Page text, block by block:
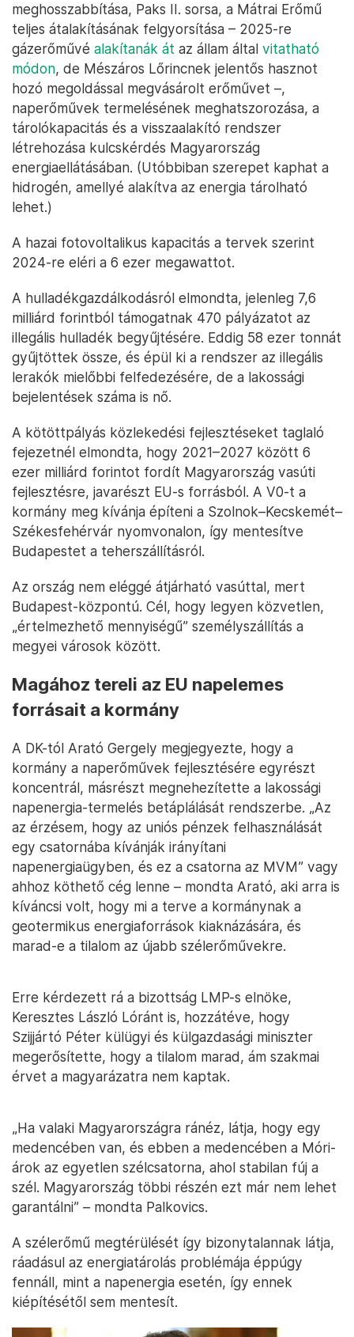
meghosszabbítása, Paks II. sorsa, a Mátrai Erőmű
teljes átalakításának felgyorsítása – 2025-re
gázerőművé alakítanák át az állam által vitatható
módon, de Mészáros Lőrincnek jelentős hasznot
hozó megoldással megvásárolt erőművet –,
naperőművek termelésének meghatszorozása, a
tárolókapacitás és a visszaalakító rendszer
létrehozása kulcskérdés Magyarország
energiaellátásában. (Utóbbiban szerepet kaphat a
hidrogén, amellyé alakítva az energia tárolható
lehet.)
A hazai fotovoltalikus kapacitás a tervek szerint
2024-re eléri a 6 ezer megawattot.
A hulladékgazdálkodásról elmondta, jelenleg 7,6
milliárd forintból támogatnak 470 pályázatot az
illegális hulladék begyűjtésére. Eddig 58 ezer tonnát
gyűjtöttek össze, és épül ki a rendszer az illegális
lerakók mielőbbi felfedezésére, de a lakossági
bejelentések száma is nő.
A kötöttpályás közlekedési fejlesztéseket taglaló
fejezetnél elmondta, hogy 2021–2027 között 6
ezer milliárd forintot fordít Magyarország vasúti
fejlesztésre, javarészt EU-s forrásból. A V0-t a
kormány meg kívánja építeni a Szolnok–Kecskemét–
Székesfehérvár nyomvonalon, így mentesítve
Budapestet a teherszállításról.
Az ország nem eléggé átjárható vasúttal, mert
Budapest-központú. Cél, hogy legyen közvetlen,
„értelmezhető mennyiségű” személyszállítás a
megyei városok között.
Magához tereli az EU napelemes
forrásait a kormány
A DK-tól Arató Gergely megjegyezte, hogy a
kormány a naperőművek fejlesztésére egyrészt
koncentrál, másrészt megnehezítette a lakossági
napenergia-termelés betáplálását rendszerbe. „Az
az érzésem, hogy az uniós pénzek felhasználását
egy csatornába kívánják irányítani
napenergiaügyben, és ez a csatorna az MVM” vagy
ahhoz köthető cég lenne – mondta Arató, aki arra is
kíváncsi volt, hogy mi a terve a kormánynak a
geotermikus energiaforrások kiaknázására, és
marad-e a tilalom az újabb szélerőművekre.
Erre kérdezett rá a bizottság LMP-s elnöke,
Keresztes László Lóránt is, hozzátéve, hogy
Szijjártó Péter külügyi és külgazdasági miniszter
megerősítette, hogy a tilalom marad, ám szakmai
érvet a magyarázatra nem kaptak.
„Ha valaki Magyarországra ránéz, látja, hogy egy
medencében van, és ebben a medencében a Móri-
árok az egyetlen szélcsatorna, ahol stabilan fúj a
szél. Magyarország többi részén ezt már nem lehet
garantálni” – mondta Palkovics.
A szélerőmű megtérülését így bizonytalannak látja,
ráadásul az energiatárolás problémája éppúgy
fennáll, mint a napenergia esetén, így ennek
kiépítésétől sem mentesít.